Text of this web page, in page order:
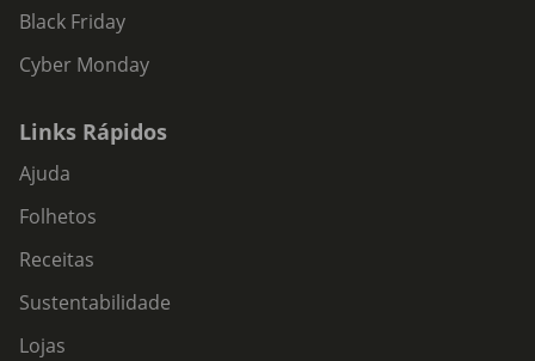
Black Friday
Cyber Monday
Links Rápidos
Ajuda
Folhetos
Receitas
Sustentabilidade
Lojas